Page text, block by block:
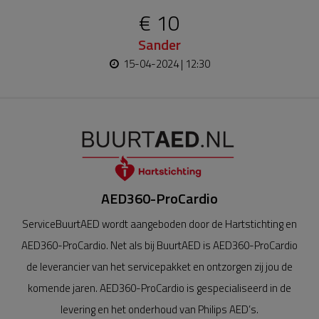
€ 10
Sander
15-04-2024 | 12:30
AED360-ProCardio
ServiceBuurtAED wordt aangeboden door de Hartstichting en
AED360-ProCardio. Net als bij BuurtAED is AED360-ProCardio
de leverancier van het servicepakket en ontzorgen zij jou de
komende jaren. AED360-ProCardio is gespecialiseerd in de
levering en het onderhoud van Philips AED’s.